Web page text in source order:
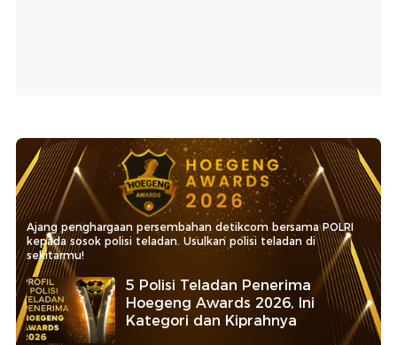
Ajang penghargaan persembahan detikcom bersama POLRI
kepada sosok polisi teladan. Usulkan polisi teladan di
sekitarmu!
5 Polisi Teladan Penerima
Hoegeng Awards 2026, Ini
Kategori dan Kiprahnya